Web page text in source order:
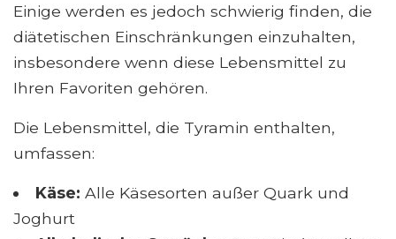
Einige werden es jedoch schwierig finden, die
diätetischen Einschränkungen einzuhalten,
insbesondere wenn diese Lebensmittel zu
Ihren Favoriten gehören.
Die Lebensmittel, die Tyramin enthalten,
umfassen:
Käse: Alle Käsesorten außer Quark und
Joghurt